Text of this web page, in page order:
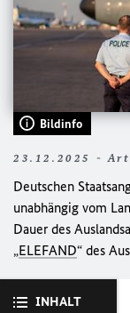
Bildinfo
23.12.2025 -
Deutschen
unabhängig vom
Dauer des
„ELEFAND“ des
INHALT